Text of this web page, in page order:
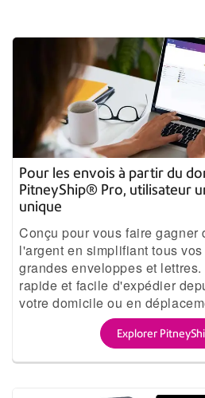
Pour les envois à partir du
PitneyShip® Pro, utilisateur
unique
Conçu pour vous faire gagner
l'argent en simplifiant tous
grandes enveloppes et
rapide et facile d'expédier
votre domicile ou en
Explorer